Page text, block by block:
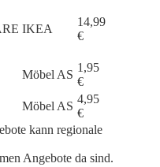
IKEA
14,99
€
Möbel AS
1,95
€
Möbel AS
4,95
€
kann regionale
Angebote da sind.